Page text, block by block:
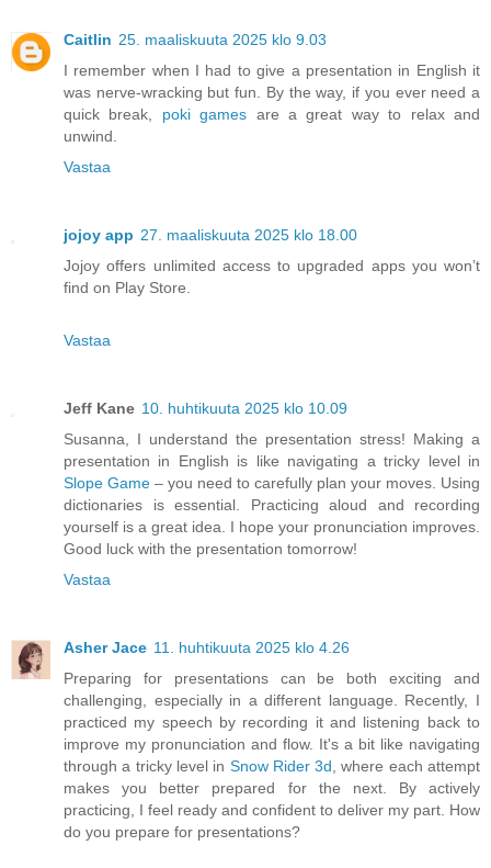
Caitlin 25. maaliskuuta 2025 klo 9.03
I remember when I had to give a presentation in English it
was nerve-wracking but fun. By the way, if you ever need a
quick break, poki games are a great way to relax and
unwind.
Vastaa
jojoy app 27. maaliskuuta 2025 klo 18.00
Jojoy offers unlimited access to upgraded apps you won’t
find on Play Store.
Vastaa
Jeff Kane 10. huhtikuuta 2025 klo 10.09
Susanna, I understand the presentation stress! Making a
presentation in English is like navigating a tricky level in
Slope Game – you need to carefully plan your moves. Using
dictionaries is essential. Practicing aloud and recording
yourself is a great idea. I hope your pronunciation improves.
Good luck with the presentation tomorrow!
Vastaa
Asher Jace 11. huhtikuuta 2025 klo 4.26
Preparing for presentations can be both exciting and
challenging, especially in a different language. Recently, I
practiced my speech by recording it and listening back to
improve my pronunciation and flow. It's a bit like navigating
through a tricky level in Snow Rider 3d , where each attempt
makes you better prepared for the next. By actively
practicing, I feel ready and confident to deliver my part. How
do you prepare for presentations?